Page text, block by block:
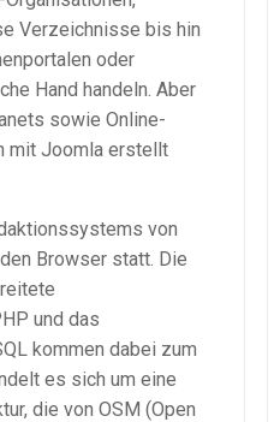
Verzeichnisse bis hin
oder
Hand handeln. Aber
sowie Online-
mit Joomla erstellt
von
Browser statt. Die
und das
kommen dabei zum
es sich um eine
die von OSM (Open